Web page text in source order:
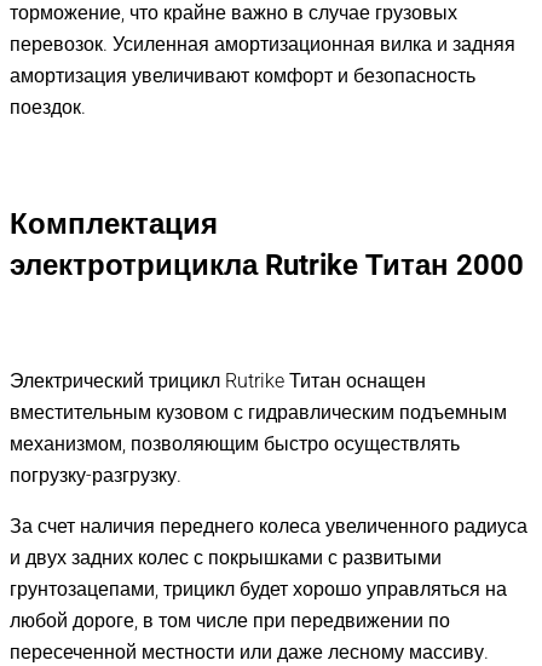
торможение, что крайне важно в случае грузовых
перевозок. Усиленная амортизационная вилка и задняя
амортизация увеличивают комфорт и безопасность
поездок.
Комплектация
электротрицикла Rutrike Титан 2000
Электрический трицикл Rutrike Титан оснащен
вместительным кузовом с гидравлическим подъемным
механизмом, позволяющим быстро осуществлять
погрузку-разгрузку.
За счет наличия переднего колеса увеличенного радиуса
и двух задних колес с покрышками с развитыми
грунтозацепами, трицикл будет хорошо управляться на
любой дороге, в том числе при передвижении по
пересеченной местности или даже лесному массиву.